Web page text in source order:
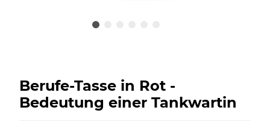
Berufe-Tasse in Rot -
Bedeutung einer Tankwartin